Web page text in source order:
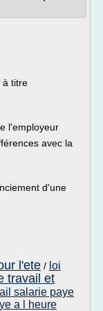
à titre
l'employeur
avec la
d'une
l'ete / loi
travail et
salarie paye
a l heure